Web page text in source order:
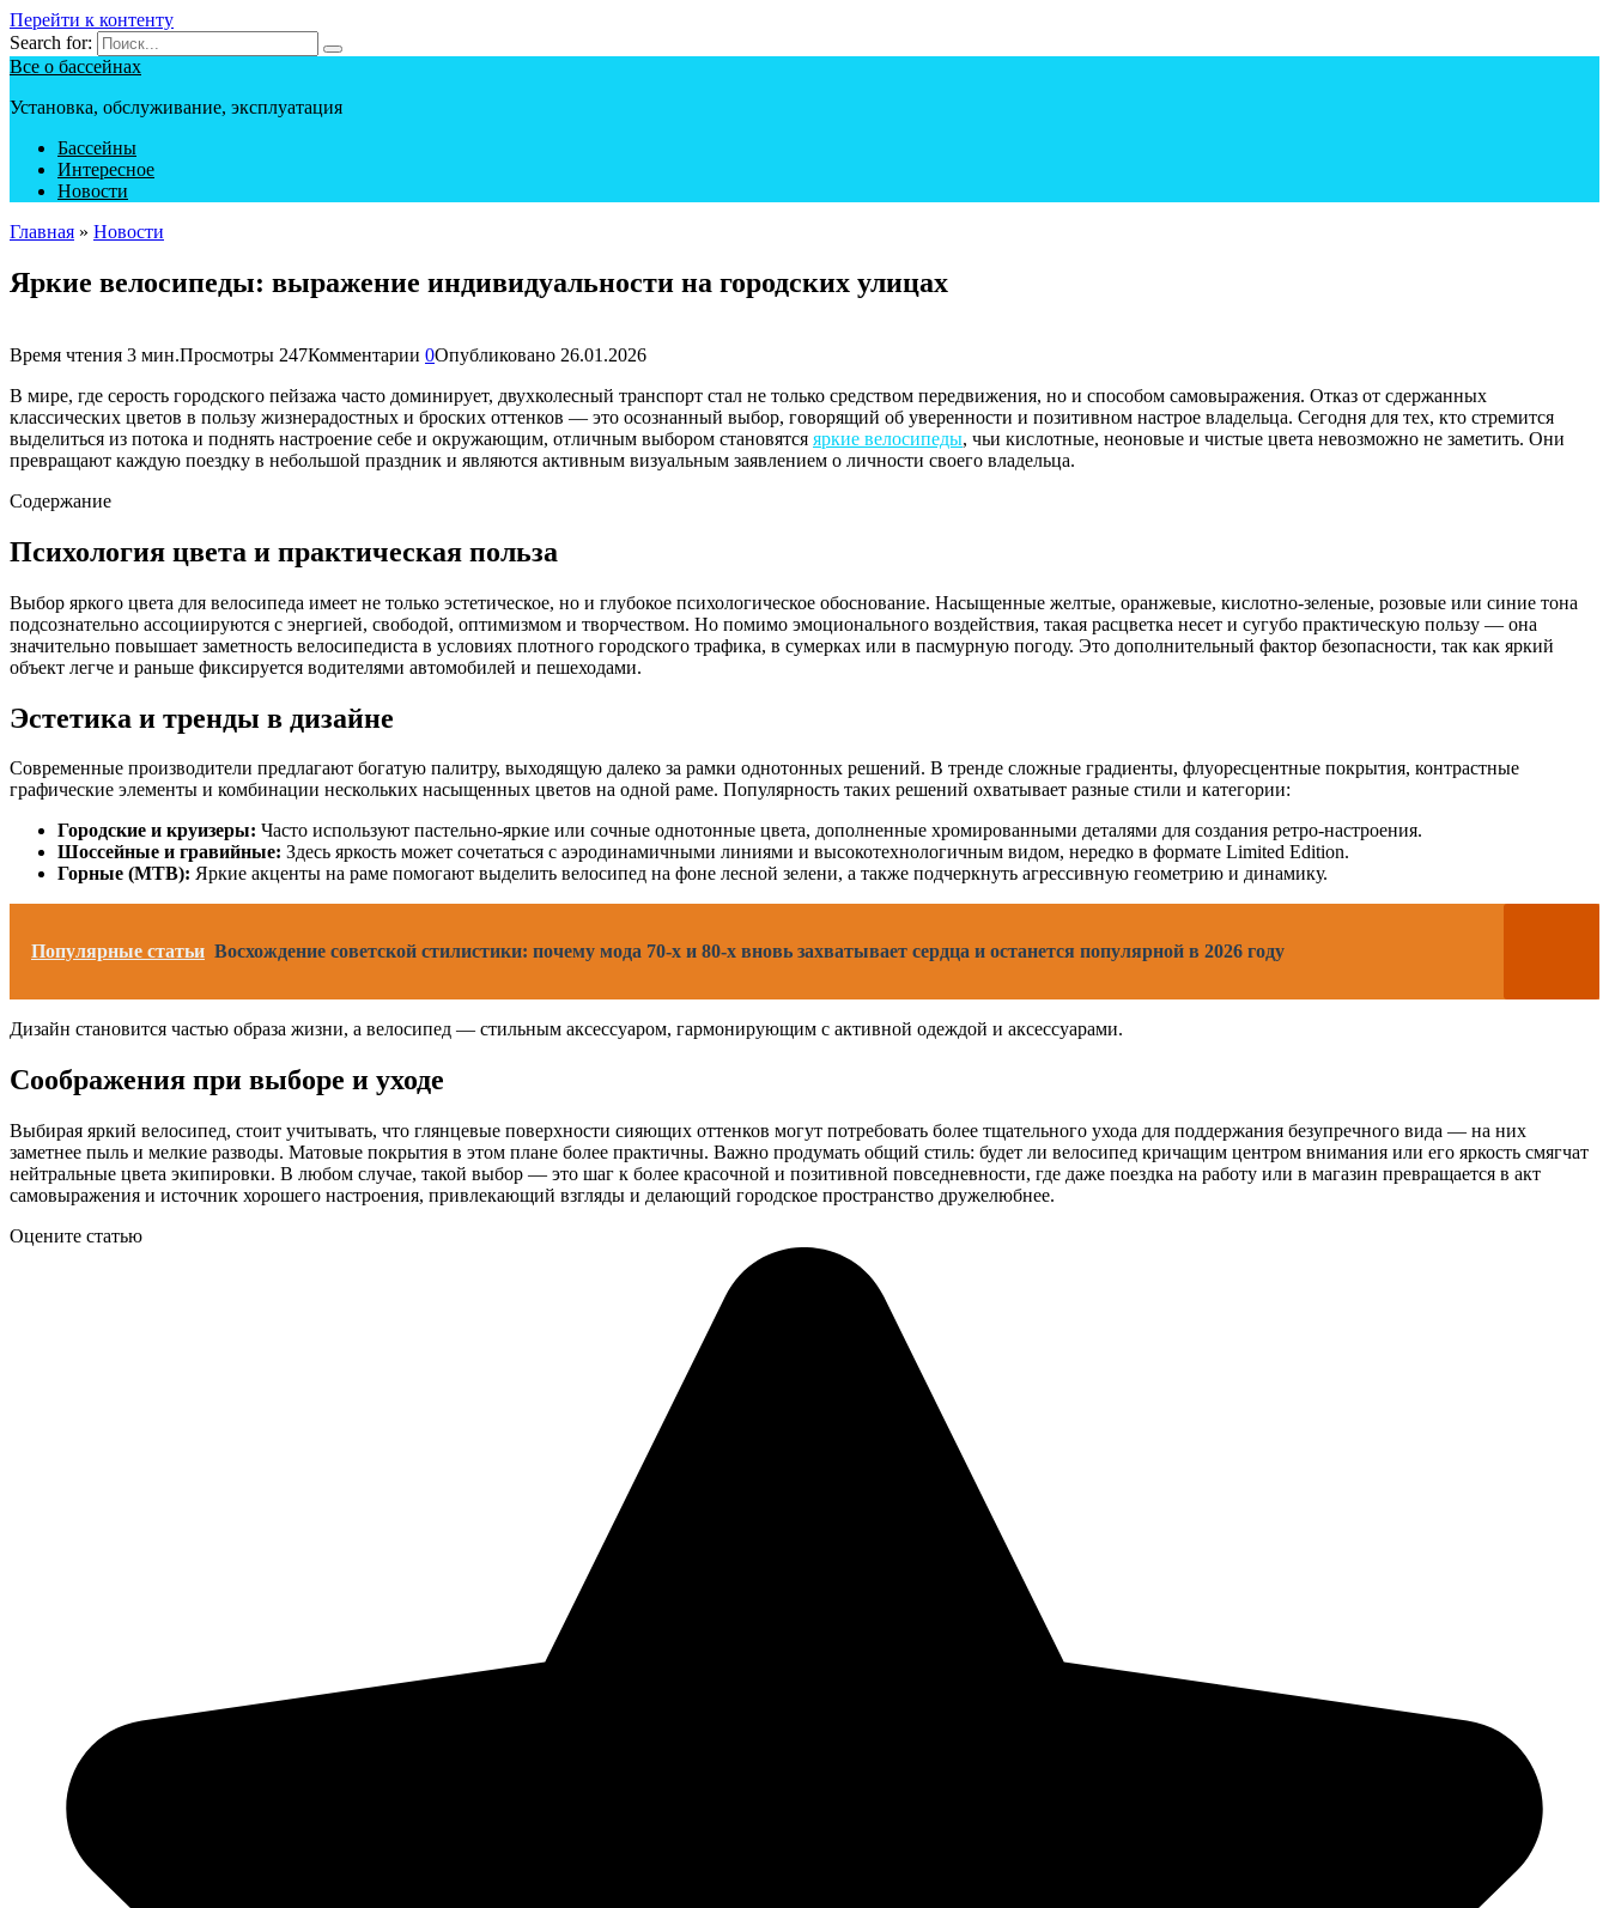
Перейти к контенту
Search for:
Все о бассейнах
Установка, обслуживание, эксплуатация
Бассейны
Интересное
Новости
Главная » Новости
Яркие велосипеды: выражение индивидуальности на городских улицах
Время чтения 3 мин.Просмотры 247Комментарии 0Опубликовано 26.01.2026
В мире, где серость городского пейзажа часто доминирует, двухколесный транспорт стал не только средством передвижения, но и способом самовыражения. Отказ от сдержанных
классических цветов в пользу жизнерадостных и броских оттенков — это осознанный выбор, говорящий об уверенности и позитивном настрое владельца. Сегодня для тех, кто стремится
выделиться из потока и поднять настроение себе и окружающим, отличным выбором становятся яркие велосипеды, чьи кислотные, неоновые и чистые цвета невозможно не заметить. Они
превращают каждую поездку в небольшой праздник и являются активным визуальным заявлением о личности своего владельца.
Содержание
Психология цвета и практическая польза
Выбор яркого цвета для велосипеда имеет не только эстетическое, но и глубокое психологическое обоснование. Насыщенные желтые, оранжевые, кислотно-зеленые, розовые или синие тона
подсознательно ассоциируются с энергией, свободой, оптимизмом и творчеством. Но помимо эмоционального воздействия, такая расцветка несет и сугубо практическую пользу — она
значительно повышает заметность велосипедиста в условиях плотного городского трафика, в сумерках или в пасмурную погоду. Это дополнительный фактор безопасности, так как яркий
объект легче и раньше фиксируется водителями автомобилей и пешеходами.
Эстетика и тренды в дизайне
Современные производители предлагают богатую палитру, выходящую далеко за рамки однотонных решений. В тренде сложные градиенты, флуоресцентные покрытия, контрастные
графические элементы и комбинации нескольких насыщенных цветов на одной раме. Популярность таких решений охватывает разные стили и категории:
Городские и круизеры: Часто используют пастельно-яркие или сочные однотонные цвета, дополненные хромированными деталями для создания ретро-настроения.
Шоссейные и гравийные: Здесь яркость может сочетаться с аэродинамичными линиями и высокотехнологичным видом, нередко в формате Limited Edition.
Горные (MTB): Яркие акценты на раме помогают выделить велосипед на фоне лесной зелени, а также подчеркнуть агрессивную геометрию и динамику.
Популярные статьи Восхождение советской стилистики: почему мода 70-х и 80-х вновь захватывает сердца и останется популярной в 2026 году
Дизайн становится частью образа жизни, а велосипед — стильным аксессуаром, гармонирующим с активной одеждой и аксессуарами.
Соображения при выборе и уходе
Выбирая яркий велосипед, стоит учитывать, что глянцевые поверхности сияющих оттенков могут потребовать более тщательного ухода для поддержания безупречного вида — на них
заметнее пыль и мелкие разводы. Матовые покрытия в этом плане более практичны. Важно продумать общий стиль: будет ли велосипед кричащим центром внимания или его яркость смягчат
нейтральные цвета экипировки. В любом случае, такой выбор — это шаг к более красочной и позитивной повседневности, где даже поездка на работу или в магазин превращается в акт
самовыражения и источник хорошего настроения, привлекающий взгляды и делающий городское пространство дружелюбнее.
Оцените статью